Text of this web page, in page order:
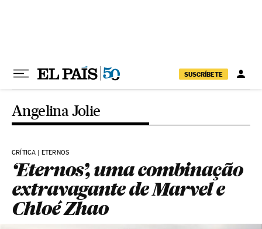
SUSCRÍBETE
Angelina Jolie
CRÍTICA | ETERNOS
‘Eternos’, uma combinação
extravagante de Marvel e
Chloé Zhao